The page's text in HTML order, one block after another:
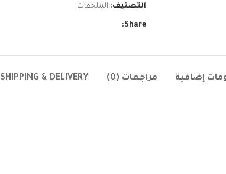
التصنيف: الملحقات
Share:
إضافية مراجعات (0) SHIPPING & DELIVERY